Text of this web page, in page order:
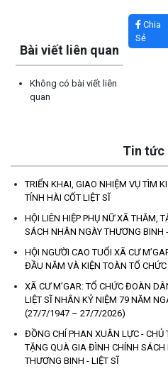
Chia
Sẻ
Bài viết liên quan
Không có bài viết liên
quan
Tin tức
TRIỂN KHAI, GIAO NHIỆM VỤ TÌM
TÍNH HÀI CỐT LIỆT SĨ
HỘI LIÊN HIỆP PHỤ NỮ XÃ THĂM,
SÁCH NHÂN NGÀY THƯƠNG BINH
HỘI NGƯỜI CAO TUỔI XÃ CƯ
ĐẦU NĂM VÀ KIỆN TOÀN TỔ
XÃ CƯ M’GAR: TỔ CHỨC ĐOÀN
LIỆT SĨ NHÂN KỶ NIỆM 79 NĂM
(27/7/1947 – 27/7/2026)
ĐỒNG CHÍ PHAN XUÂN LỰC - CHỦ
TẶNG QUÀ GIA ĐÌNH CHÍNH
THƯƠNG BINH - LIỆT SĨ
TRIỂN KHAI, GIAO NHIỆM VỤ TÌM
DANH TÍNH HÀI CỐT LIỆT SĨ
(27/07/2026)
HỘI LIÊN HIỆP PHỤ NỮ XÃ
CHÍNH SÁCH NHÂN NGÀY
(27/07/2026)
HỘI NGƯỜI CAO TUỔI XÃ CƯ